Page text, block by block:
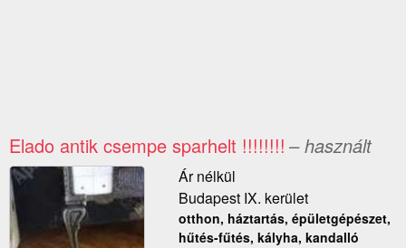
Elado antik csempe sparhelt !!!!!!!! – használt
Ár nélkül
Budapest IX. kerület
otthon, háztartás, épületgépészet,
hűtés-fűtés, kályha, kandalló